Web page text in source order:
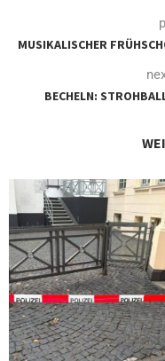
MUSIKALISCHER
BECHELN: